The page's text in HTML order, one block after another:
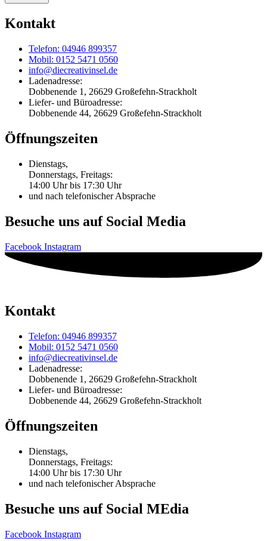
Kontakt
Telefon: 04946 899357
Mobil: 0152 5471 0560
info@diecreativinsel.de
Ladenadresse:
Dobbenende 1, 26629 Großefehn-Strackholt
Liefer- und Büroadresse:
Dobbenende 44, 26629 Großefehn-Strackholt
Öffnungszeiten
Dienstags,
Donnerstags, Freitags:
14:00 Uhr bis 17:30 Uhr
und nach telefonischer Absprache
Besuche uns auf Social Media
Facebook Instagram
Kontakt
Telefon: 04946 899357
Mobil: 0152 5471 0560
info@diecreativinsel.de
Ladenadresse:
Dobbenende 1, 26629 Großefehn-Strackholt
Liefer- und Büroadresse:
Dobbenende 44, 26629 Großefehn-Strackholt
Öffnungszeiten
Dienstags,
Donnerstags, Freitags:
14:00 Uhr bis 17:30 Uhr
und nach telefonischer Absprache
Besuche uns auf Social MEdia
Facebook Instagram